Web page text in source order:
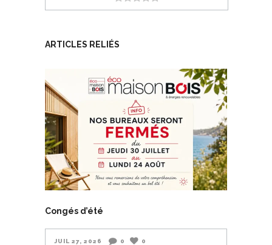
ARTICLES RELIÉS
Congés d’été
JUIL 27, 2026 0 0